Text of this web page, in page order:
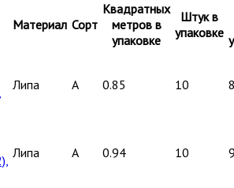
Материал Сорт
Квадратных
метров в
упаковке
Штук в
упаковке
Липа A 0.85 10
Липа A 0.94 10